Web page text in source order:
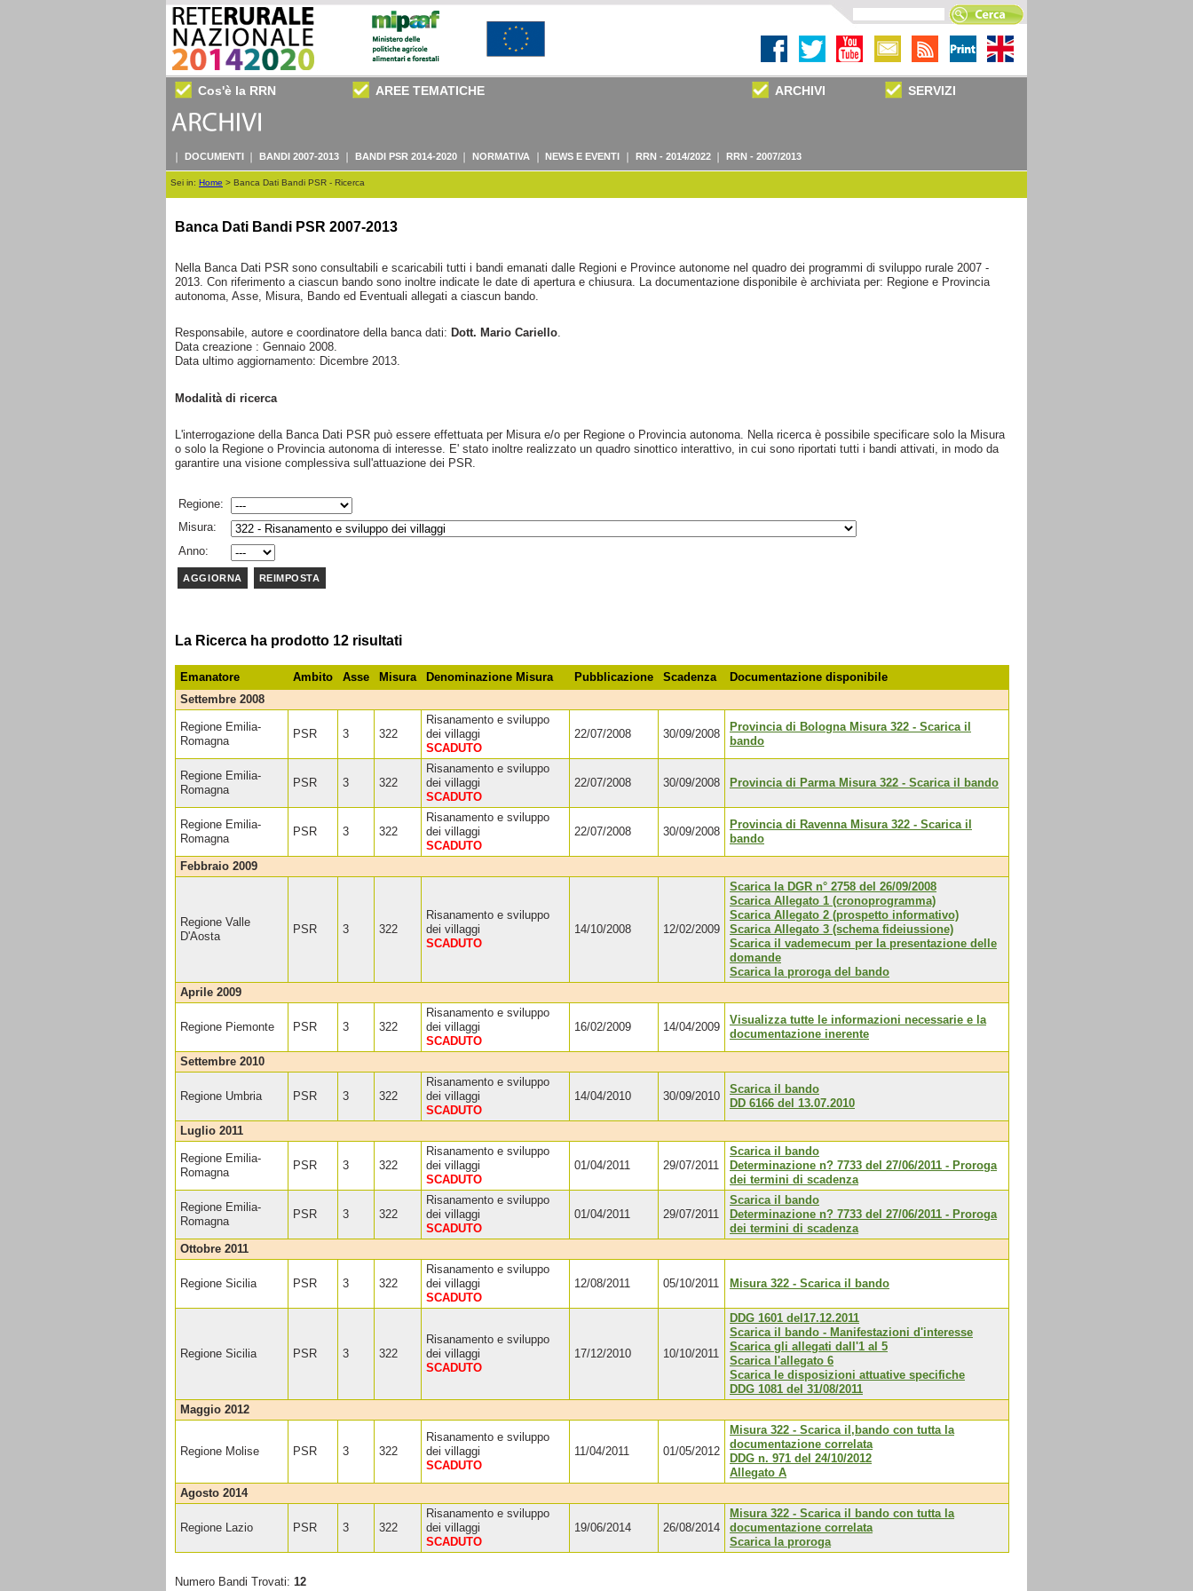
Cos'è la RRN AREE TEMATICHE ARCHIVI SERVIZI
DOCUMENTI BANDI 2007-2013 BANDI PSR 2014-2020 NORMATIVA NEWS E EVENTI RRN - 2014/2022 RRN - 2007/2013
Sei in: Home > Banca Dati Bandi PSR - Ricerca
Banca Dati Bandi PSR 2007-2013
Nella Banca Dati PSR sono consultabili e scaricabili tutti i bandi emanati dalle Regioni e Province autonome nel quadro dei programmi di sviluppo rurale 2007 -
2013. Con riferimento a ciascun bando sono inoltre indicate le date di apertura e chiusura. La documentazione disponibile è archiviata per: Regione e Provincia
autonoma, Asse, Misura, Bando ed Eventuali allegati a ciascun bando.
Responsabile, autore e coordinatore della banca dati: Dott. Mario Cariello.
Data creazione : Gennaio 2008.
Data ultimo aggiornamento: Dicembre 2013.
Modalità di ricerca
L'interrogazione della Banca Dati PSR può essere effettuata per Misura e/o per Regione o Provincia autonoma. Nella ricerca è possibile specificare solo la Misura
o solo la Regione o Provincia autonoma di interesse. E' stato inoltre realizzato un quadro sinottico interattivo, in cui sono riportati tutti i bandi attivati, in modo da
garantire una visione complessiva sull'attuazione dei PSR.
Regione:
Misura:
Anno:
La Ricerca ha prodotto 12 risultati
Emanatore Ambito Asse Misura Denominazione Misura Pubblicazione Scadenza
Documentazione disponibile
settembre 2008
Regione Emilia-
Romagna
PSR 3 322
Risanamento e sviluppo
dei villaggi
SCADUTO
22/07/2008 30/09/2008
Provincia di Bologna Misura 322 - Scarica il
bando
Regione Emilia-
Romagna
PSR 3 322
Risanamento e sviluppo
dei villaggi
SCADUTO
22/07/2008 30/09/2008 Provincia di Parma Misura 322 - Scarica il bando
Regione Emilia-
Romagna
PSR 3 322
Risanamento e sviluppo
dei villaggi
SCADUTO
22/07/2008 30/09/2008
Provincia di Ravenna Misura 322 - Scarica il
bando
febbraio 2009
Regione Valle
D'Aosta
PSR 3 322
Risanamento e sviluppo
dei villaggi
SCADUTO
14/10/2008 12/02/2009
Scarica la DGR n° 2758 del 26/09/2008
Scarica Allegato 1 (cronoprogramma)
Scarica Allegato 2 (prospetto informativo)
Scarica Allegato 3 (schema fideiussione)
Scarica il vademecum per la presentazione delle
domande
Scarica la proroga del bando
aprile 2009
Regione Piemonte PSR 3 322
Risanamento e sviluppo
dei villaggi
SCADUTO
16/02/2009 14/04/2009
Visualizza tutte le informazioni necessarie e la
documentazione inerente
settembre 2010
Regione Umbria PSR 3 322
Risanamento e sviluppo
dei villaggi
SCADUTO
14/04/2010 30/09/2010
Scarica il bando
DD 6166 del 13.07.2010
luglio 2011
Regione Emilia-
Romagna
PSR 3 322
Risanamento e sviluppo
dei villaggi
SCADUTO
01/04/2011 29/07/2011
Scarica il bando
Determinazione n? 7733 del 27/06/2011 - Proroga
dei termini di scadenza
Regione Emilia-
Romagna
PSR 3 322
Risanamento e sviluppo
dei villaggi
SCADUTO
01/04/2011 29/07/2011
Scarica il bando
Determinazione n? 7733 del 27/06/2011 - Proroga
dei termini di scadenza
ottobre 2011
Regione Sicilia PSR 3 322
Risanamento e sviluppo
dei villaggi
SCADUTO
12/08/2011 05/10/2011 Misura 322 - Scarica il bando
Regione Sicilia PSR 3 322
Risanamento e sviluppo
dei villaggi
SCADUTO
17/12/2010 10/10/2011
DDG 1601 del17.12.2011
Scarica il bando - Manifestazioni d'interesse
Scarica gli allegati dall'1 al 5
Scarica l'allegato 6
Scarica le disposizioni attuative specifiche
DDG 1081 del 31/08/2011
maggio 2012
Regione Molise PSR 3 322
Risanamento e sviluppo
dei villaggi
SCADUTO
11/04/2011 01/05/2012
Misura 322 - Scarica il,bando con tutta la
documentazione correlata
DDG n. 971 del 24/10/2012
Allegato A
agosto 2014
Regione Lazio PSR 3 322
Risanamento e sviluppo
dei villaggi
SCADUTO
19/06/2014 26/08/2014
Misura 322 - Scarica il bando con tutta la
documentazione correlata
Scarica la proroga
Numero Bandi Trovati: 12